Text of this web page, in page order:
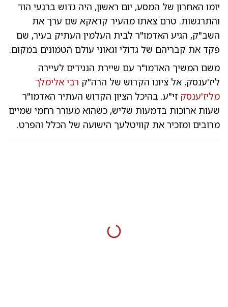
יומו האחרון של המסע, יום ראשון, היה גדוש ברגעי הוד
והתרגשות. טרם צאתו מהעיר קראקא שם ערך את
השב"ק, הגיע האדמו"ר לבית העלמין העתיק בעיר, שם
פקד את קבריהם של גדולי וגאוני עולם הטמונים במקום.
משם המשיך האדמו"ר עם שיירת הנגידים לעיירה
ליז'ענסק, אל ציונו הקדוש של הרה"ק רבי אלימלך
מליז'ענסק זי"ע. בהיכל הציון הקדוש העתיר האדמו"ר
שעות ארוכות בדמעות שליש, כשהוא מעורר רחמי שמיים
מרובים ומזכיר את קוויטלעך הישועה של הכלל והפרט.